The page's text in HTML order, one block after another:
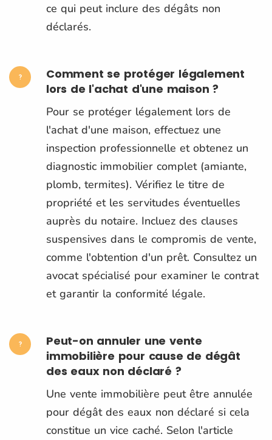
ce qui peut inclure des dégâts non
déclarés.
Comment se protéger légalement
lors de l'achat d'une maison ?
Pour se protéger légalement lors de
l'achat d'une maison, effectuez une
inspection professionnelle et obtenez un
diagnostic immobilier complet (amiante,
plomb, termites). Vérifiez le titre de
propriété et les servitudes éventuelles
auprès du notaire. Incluez des clauses
suspensives dans le compromis de vente,
comme l'obtention d'un prêt. Consultez un
avocat spécialisé pour examiner le contrat
et garantir la conformité légale.
Peut-on annuler une vente
immobilière pour cause de dégât
des eaux non déclaré ?
Une vente immobilière peut être annulée
pour dégât des eaux non déclaré si cela
constitue un vice caché. Selon l'article